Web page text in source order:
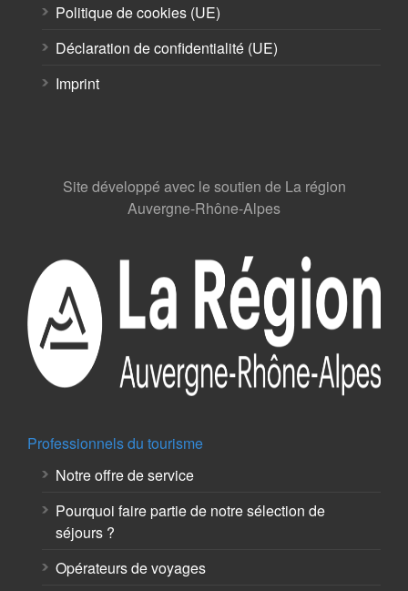
Politique de cookies (UE)
Déclaration de confidentialité (UE)
Imprint
Site développé avec le soutien de La région
Auvergne-Rhône-Alpes
Professionnels du tourisme
Notre offre de service
Pourquoi faire partie de notre sélection de
séjours ?
Opérateurs de voyages